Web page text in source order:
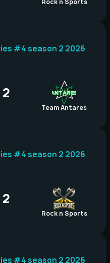
Team Antares
CCT South America Series #4 season 2 2026
Rock n Sports
CCT South America Series #4 season 2 2026
CCT South America Series #4 season 2 2026